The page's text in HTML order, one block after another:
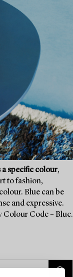
specific colour,
to fashion,
Blue can be
and expressive.
Colour Code – Blue.